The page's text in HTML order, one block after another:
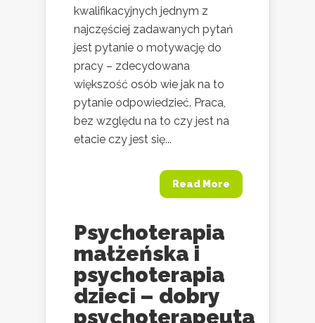
kwalifikacyjnych jednym z
najczęściej zadawanych pytań
jest pytanie o motywację do
pracy – zdecydowana
większość osób wie jak na to
pytanie odpowiedzieć. Praca,
bez względu na to czy jest na
etacie czy jest się...
Read More
Psychoterapia
małżeńska i
psychoterapia
dzieci – dobry
psychoterapeuta